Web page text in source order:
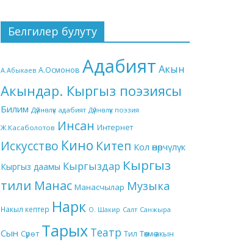
Белгилер булуту
А.Абыкаев А.Осмонов Адабият Акын
Акындар. Кыргыз поэзиясы
Билим Дүйнөлүк адабият Дүйнөлүк поэзия
Ж.Касаболотов Инсан Интернет
Искусство Кино Китеп Кол өнөрчүлүк
Кыргыз даамы Кыргыздар Кыргыз
тили Манас Манасчылар Музыка
Накыл кептер Нарк О. Шакир Салт Санжыра
Сын Сүрөт Тарых Театр Тил Төкмө акын